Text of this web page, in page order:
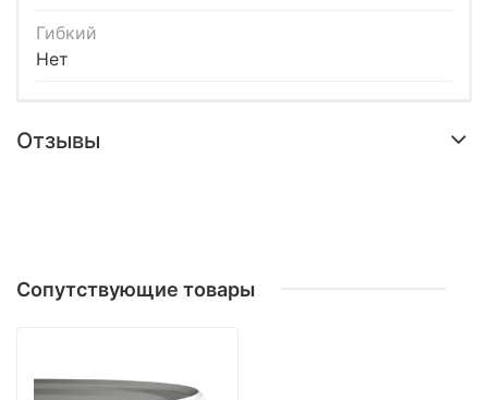
Гибкий
Нет
Отзывы
Сопутствующие товары